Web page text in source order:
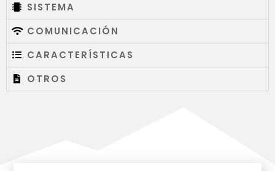
SISTEMA
COMUNICACIÓN
CARACTERÍSTICAS
OTROS